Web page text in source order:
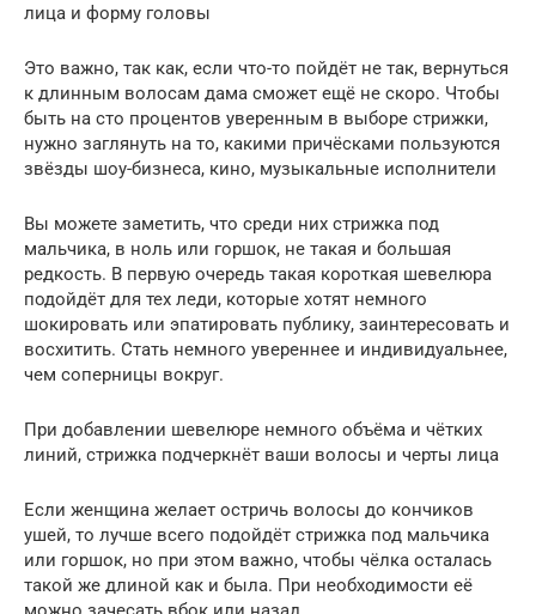
лица и форму головы
Это важно, так как, если что-то пойдёт не так, вернуться
к длинным волосам дама сможет ещё не скоро. Чтобы
быть на сто процентов уверенным в выборе стрижки,
нужно заглянуть на то, какими причёсками пользуются
звёзды шоу-бизнеса, кино, музыкальные исполнители
Вы можете заметить, что среди них стрижка под
мальчика, в ноль или горшок, не такая и большая
редкость. В первую очередь такая короткая шевелюра
подойдёт для тех леди, которые хотят немного
шокировать или эпатировать публику, заинтересовать и
восхитить. Стать немного увереннее и индивидуальнее,
чем соперницы вокруг.
При добавлении шевелюре немного объёма и чётких
линий, стрижка подчеркнёт ваши волосы и черты лица
Если женщина желает остричь волосы до кончиков
ушей, то лучше всего подойдёт стрижка под мальчика
или горшок, но при этом важно, чтобы чёлка осталась
такой же длиной как и была. При необходимости её